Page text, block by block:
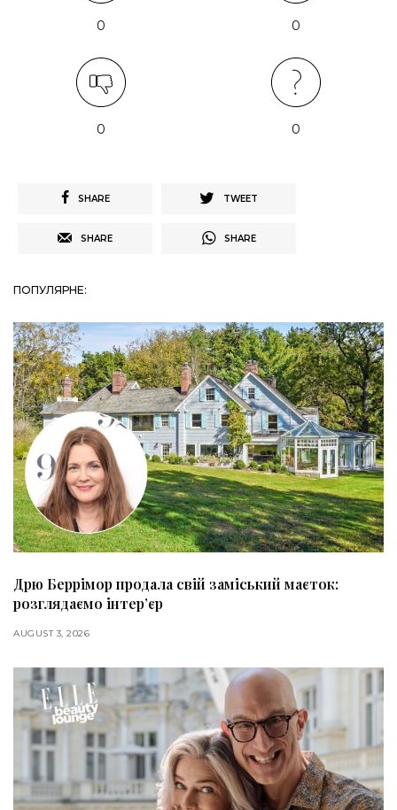
0 0
0 0
SHARE TWEET
SHARE SHARE
ПОПУЛЯРНЕ:
Дрю Беррімор продала свій заміський маєток:
розглядаємо інтер’єр
AUGUST 3, 2026